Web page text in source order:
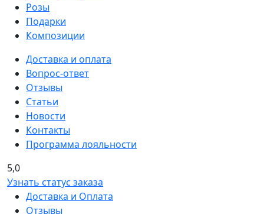
Розы
Подарки
Композиции
Доставка и оплата
Вопрос-ответ
Отзывы
Статьи
Новости
Контакты
Программа лояльности
5,0
Узнать статус заказа
Доставка и Оплата
Отзывы